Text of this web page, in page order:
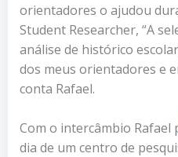
orientadores o ajudou
Student Researcher, “A
análise de histórico
dos meus orientadores e
conta Rafael.
Com o intercâmbio Rafael
dia de um centro de